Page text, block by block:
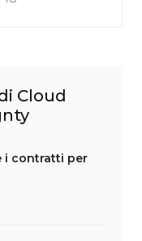
Cloud
i contratti per